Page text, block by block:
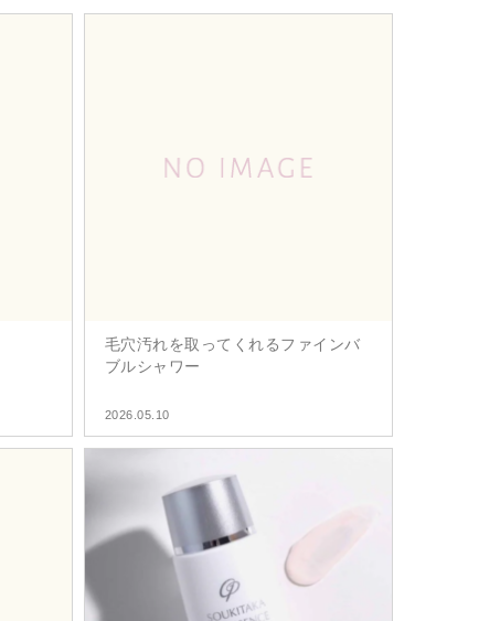
毛穴汚れを取ってくれるファインバ
ブルシャワー
2026.05.10